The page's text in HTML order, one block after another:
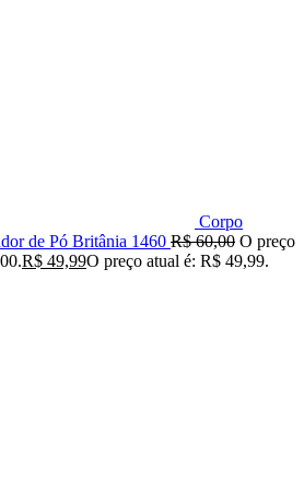
Corpo
de Pó Britânia 1460 R$60,00 O preço
R$ 49,99O preço atual é: R$ 49,99.